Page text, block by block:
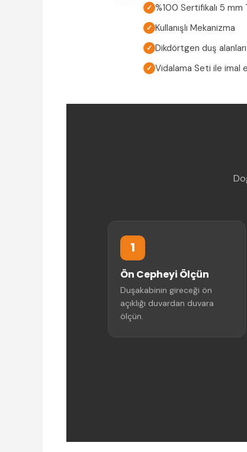
✓ %100 Sertifikalı 5
✓ Kullanışlı Mekanizma
✓ Dikdörtgen duş
✓ Vidalama Seti ile imal
1
Ön Cepheyi Ölçün
Duşakabinin gireceği ön
açıklığı duvardan duvara
ölçün.